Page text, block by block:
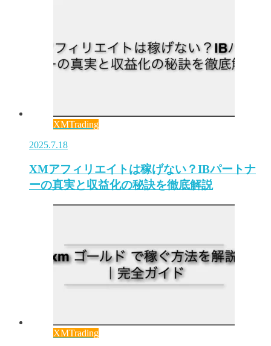
XMTrading
2025.7.18
XMアフィリエイトは稼げない？IBパートナ
ーの真実と収益化の秘訣を徹底解説
XMTrading